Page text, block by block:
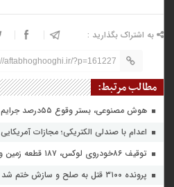
به اشتراک بگذارید :
aftabhoghooghi.ir/?p=161227
مطالب مرتبط:
هوش مصنوعی، بستر وقوع ۵۵درصد جرایم سایبری آفریقاست
اعدام با صندلی الکتریکی؛ مجازات آمریکایی
توقیف ۸۶خودروی لوکس، ۱۸۷ قطعه زمین و ۸۶ آپارتمان تراستی‌ها
پرونده ۳۱۰۰ قتل به صلح و سازش ختم شد